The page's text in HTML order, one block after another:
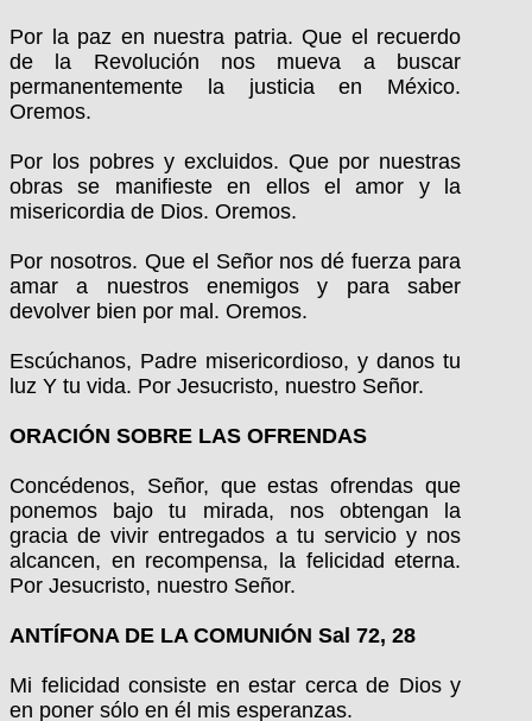
Por la paz en nuestra patria. Que el recuerdo
de la Revolución nos mueva a buscar
permanentemente la justicia en México.
Oremos.
Por los pobres y excluidos. Que por nuestras
obras se manifieste en ellos el amor y la
misericordia de Dios. Oremos.
Por nosotros. Que el Señor nos dé fuerza para
amar a nuestros enemigos y para saber
devolver bien por mal. Oremos.
Escúchanos, Padre misericordioso, y danos tu
luz Y tu vida. Por Jesucristo, nuestro Señor.
ORACIÓN SOBRE LAS OFRENDAS
Concédenos, Señor, que estas ofrendas que
ponemos bajo tu mirada, nos obtengan la
gracia de vivir entregados a tu servicio y nos
alcancen, en recompensa, la felicidad eterna.
Por Jesucristo, nuestro Señor.
ANTÍFONA DE LA COMUNIÓN Sal 72, 28
Mi felicidad consiste en estar cerca de Dios y
en poner sólo en él mis esperanzas.